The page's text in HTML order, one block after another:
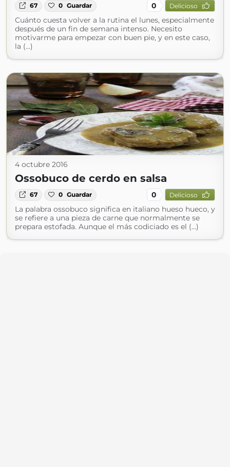
67 0 Guardar 0 Delicioso
Cuánto cuesta volver a la rutina el lunes, especialmente
después de un fin de semana intenso. Necesito
motivarme para empezar con buen pie, y en este caso,
la (...)
4 octubre 2016
Ossobuco de cerdo en salsa
67 0 Guardar 0 Delicioso
La palabra ossobuco significa en italiano hueso hueco, y
se refiere a una pieza de carne que normalmente se
prepara estofada. Aunque el más codiciado es el (...)